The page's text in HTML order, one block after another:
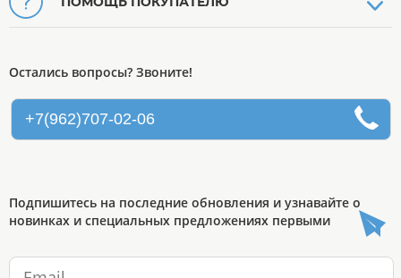
Остались вопросы? Звоните!
+7(962)707-02-06
Подпишитесь на последние обновления и узнавайте о
новинках и специальных предложениях первыми